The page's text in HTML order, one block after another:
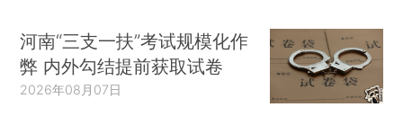
河南“三支一扶”考试规模化作
弊 内外勾结提前获取试卷
2026年08月07日